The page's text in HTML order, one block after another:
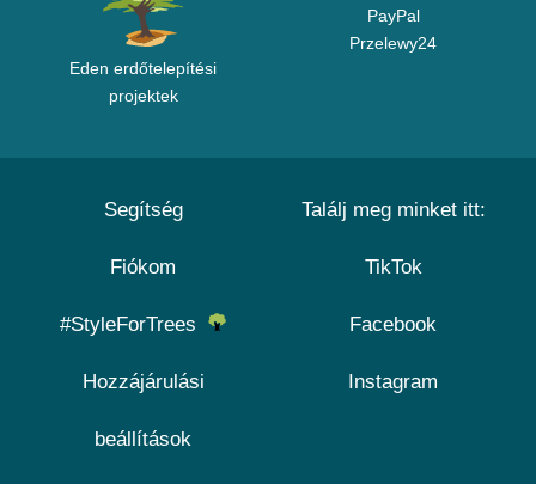
Eden erdőtelepítési
projektek
PayPal
Przelewy24
Segítség
Fiókom
#StyleForTrees
Hozzájárulási
beállítások
Találj meg minket itt:
TikTok
Facebook
Instagram